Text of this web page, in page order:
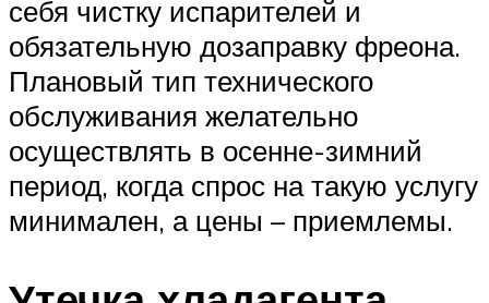
себя чистку испарителей и
обязательную дозаправку фреона.
Плановый тип технического
обслуживания желательно
осуществлять в осенне-зимний
период, когда спрос на такую услугу
минимален, а цены – приемлемы.